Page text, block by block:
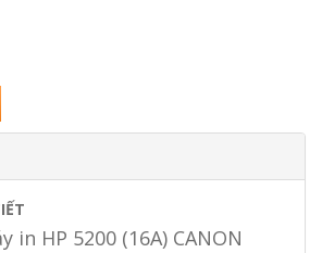
in HP 5200 (16A) CANON